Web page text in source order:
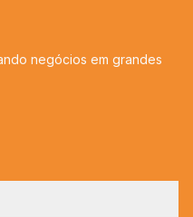
negócios em grandes